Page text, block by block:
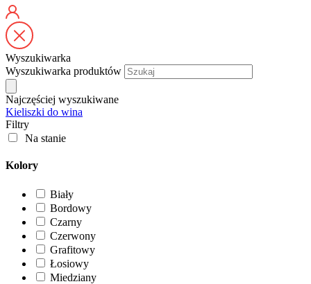
Wyszukiwarka
Wyszukiwarka produktów
Najczęściej wyszukiwane
Kieliszki do wina
Filtry
Na stanie
Kolory
Biały
Bordowy
Czarny
Czerwony
Grafitowy
Łosiowy
Miedziany